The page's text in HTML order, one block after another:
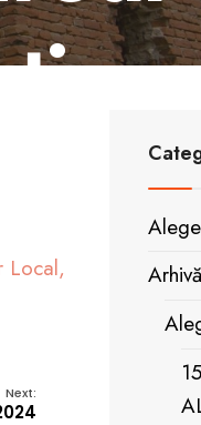
a
Local,
Next:
Arhivă